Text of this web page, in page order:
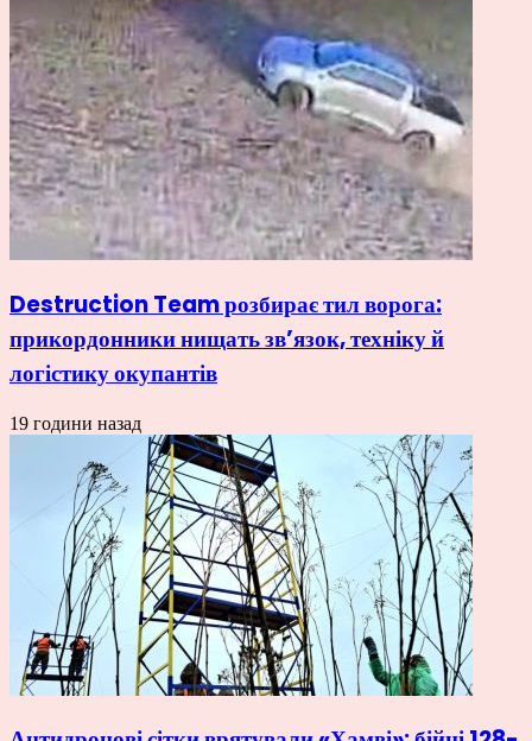
Destruction Team розбирає тил ворога:
прикордонники нищать зв’язок, техніку й
логістику окупантів
19 години назад